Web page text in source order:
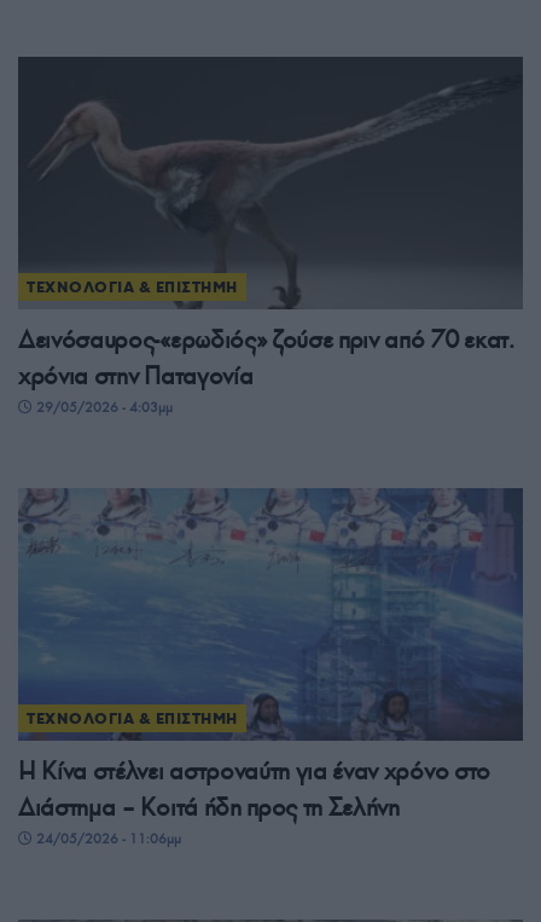
ΤΕΧΝΟΛΟΓΙΑ & ΕΠΙΣΤΗΜΗ
Δεινόσαυρος-«ερωδιός» ζούσε πριν από 70 εκατ.
χρόνια στην Παταγονία
29/05/2026 - 4:03μμ
ΤΕΧΝΟΛΟΓΙΑ & ΕΠΙΣΤΗΜΗ
Η Κίνα στέλνει αστροναύτη για έναν χρόνο στο
Διάστημα – Kοιτά ήδη προς τη Σελήνη
24/05/2026 - 11:06μμ